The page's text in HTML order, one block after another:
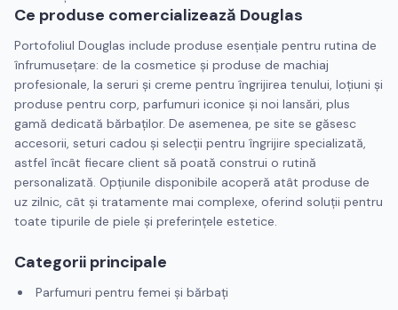
Ce produse comercializează Douglas
Portofoliul Douglas include produse esențiale pentru rutina de
înfrumusețare: de la cosmetice și produse de machiaj
profesionale, la seruri și creme pentru îngrijirea tenului, loțiuni și
produse pentru corp, parfumuri iconice și noi lansări, plus
gamă dedicată bărbaților. De asemenea, pe site se găsesc
accesorii, seturi cadou și selecții pentru îngrijire specializată,
astfel încât fiecare client să poată construi o rutină
personalizată. Opțiunile disponibile acoperă atât produse de
uz zilnic, cât și tratamente mai complexe, oferind soluții pentru
toate tipurile de piele și preferințele estetice.
Categorii principale
Parfumuri pentru femei și bărbați